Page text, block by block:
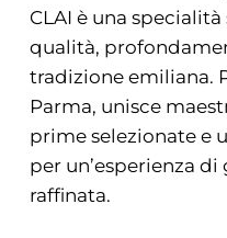
CLAI è una
qualità,
tradizione emiliana.
Parma, unisce
prime selezionate e
per un’esperienza
raffinata.